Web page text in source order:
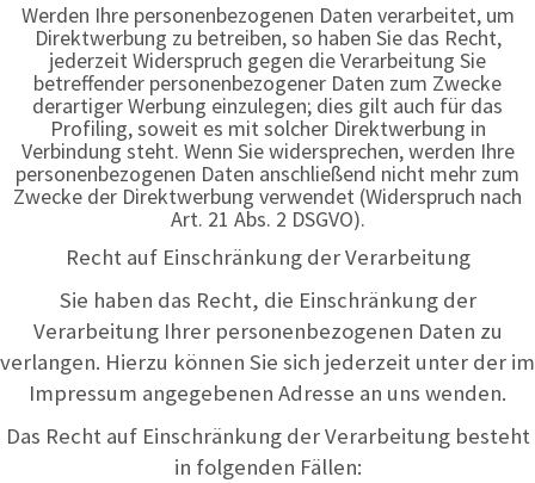
Werden Ihre personenbezogenen Daten verarbeitet, um
Direktwerbung zu betreiben, so haben Sie das Recht,
jederzeit Widerspruch gegen die Verarbeitung Sie
betreffender personenbezogener Daten zum Zwecke
derartiger Werbung einzulegen; dies gilt auch für das
Profiling, soweit es mit solcher Direktwerbung in
Verbindung steht. Wenn Sie widersprechen, werden Ihre
personenbezogenen Daten anschließend nicht mehr zum
Zwecke der Direktwerbung verwendet (Widerspruch nach
Art. 21 Abs. 2 DSGVO).
Recht auf Einschränkung der Verarbeitung
Sie haben das Recht, die Einschränkung der
Verarbeitung Ihrer personenbezogenen Daten zu
verlangen. Hierzu können Sie sich jederzeit unter der im
Impressum angegebenen Adresse an uns wenden.
Das Recht auf Einschränkung der Verarbeitung besteht
in folgenden Fällen: